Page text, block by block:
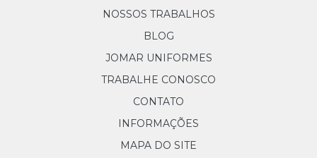
NOSSOS TRABALHOS
BLOG
JOMAR UNIFORMES
TRABALHE CONOSCO
CONTATO
INFORMAÇÕES
MAPA DO SITE